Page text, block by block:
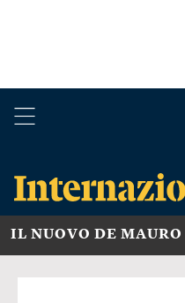
IL NUOVO DE MAURO